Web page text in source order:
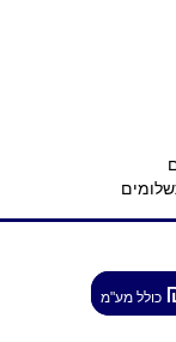
כולל מע"מ